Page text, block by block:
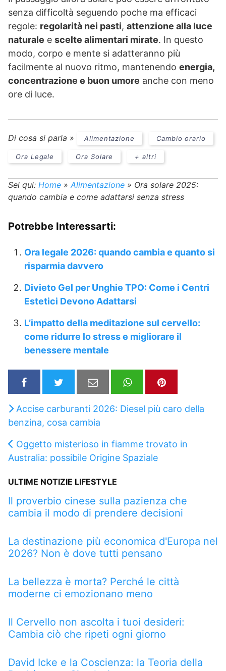
senza difficoltà seguendo poche ma efficaci
regole: regolarità nei pasti, attenzione alla luce
naturale e scelte alimentari mirate. In questo
modo, corpo e mente si adatteranno più
facilmente al nuovo ritmo, mantenendo energia,
concentrazione e buon umore anche con meno
ore di luce.
Di cosa si parla » Alimentazione Cambio orario
Ora Legale Ora Solare + altri
Sei qui: Home » Alimentazione » Ora solare 2025:
quando cambia e come adattarsi senza stress
Potrebbe Interessarti:
Ora legale 2026: quando cambia e quanto si
risparmia davvero
Divieto Gel per Unghie TPO: Come i Centri
Estetici Devono Adattarsi
L’impatto della meditazione sul cervello:
come ridurre lo stress e migliorare il
benessere mentale
Accise carburanti 2026: Diesel più caro della
benzina, cosa cambia
Oggetto misterioso in fiamme trovato in
Australia: possibile Origine Spaziale
ULTIME NOTIZIE LIFESTYLE
Il proverbio cinese sulla pazienza che
cambia il modo di prendere decisioni
La destinazione più economica d'Europa nel
2026? Non è dove tutti pensano
La bellezza è morta? Perché le città
moderne ci emozionano meno
Il Cervello non ascolta i tuoi desideri:
Cambia ciò che ripeti ogni giorno
David Icke e la Coscienza: la Teoria della